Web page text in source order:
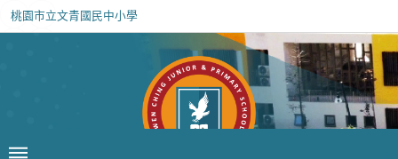
桃園市立文青國民中小學